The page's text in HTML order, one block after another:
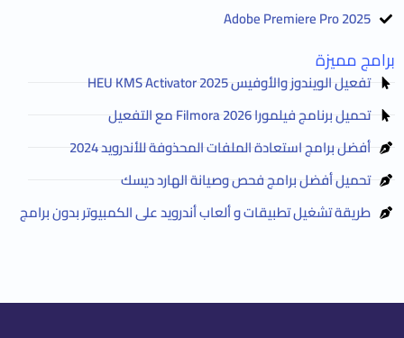
Adobe Premiere Pro 2025
برامج مميزة
تفعيل الويندوز والأوفيس HEU KMS Activator 2025
تحميل برنامج فيلمورا Filmora 2026 مع التفعيل
أفضل برامج استعادة الملفات المحذوفة للأندرويد 2024
تحميل أفضل برامج فحص وصيانة الهارد ديسك
طريقة تشغيل تطبيقات و ألعاب أندرويد على الكمبيوتر بدون برامج